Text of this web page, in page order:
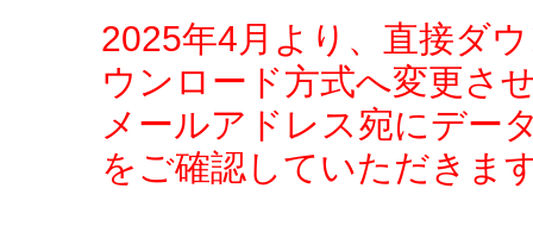
2025年4月より、直接ダ
ウンロード方式へ変更さ
メールアドレス宛にデー
をご確認していただきま